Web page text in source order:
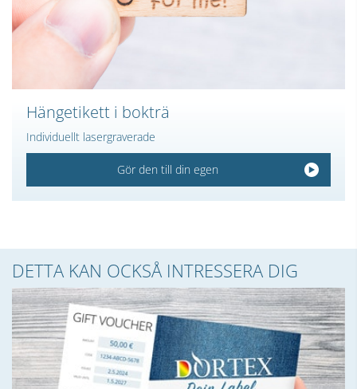
Hängetikett i bokträ
Individuellt lasergraverade
Gör den till din egen
DETTA KAN OCKSÅ INTRESSERA DIG